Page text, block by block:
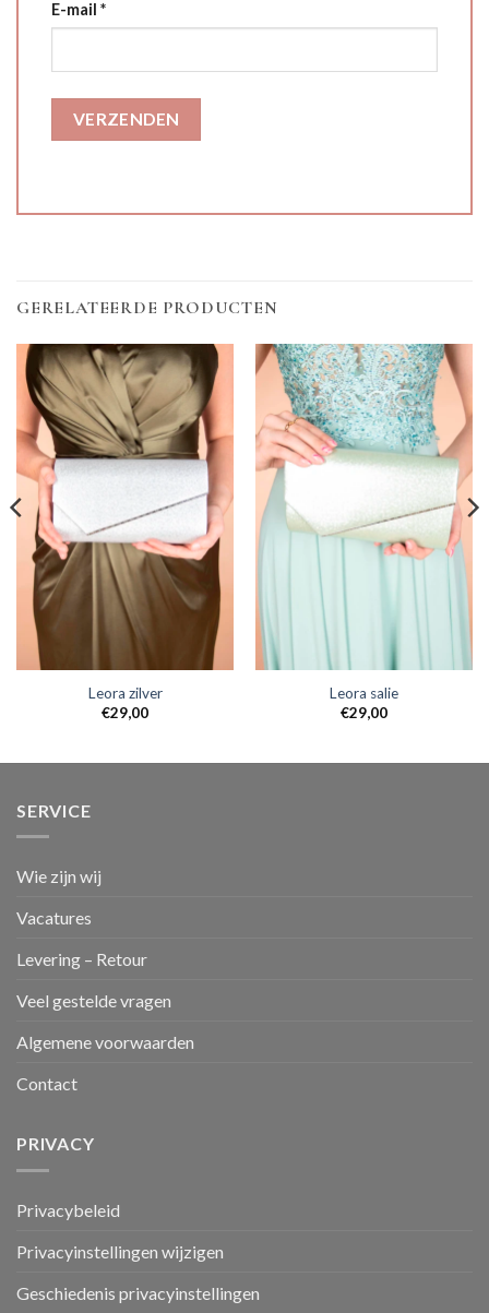
E-mail *
GERELATEERDE PRODUCTEN
Leora zilver
€29,00
Leora salie
€29,00
SERVICE
Wie zijn wij
Vacatures
Levering – Retour
Veel gestelde vragen
Algemene voorwaarden
Contact
PRIVACY
Privacybeleid
Privacyinstellingen wijzigen
Geschiedenis privacyinstellingen